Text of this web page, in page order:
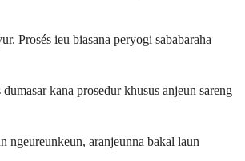
Prosés ieu biasana peryogi sababaraha
kana prosedur khusus anjeun sareng
ngeureunkeun, aranjeunna bakal laun